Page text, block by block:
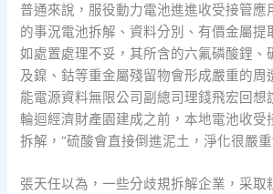
普通來說，服役動力電池進進收受接管應
的事況電池拆解、資料分別、有價金屬提
如處置處理不妥，其所含的六氟磷酸鋰、
及鎳、鈷等重金屬殘留物會形成嚴重的周
能電源資料無限公司副總司理錢飛宏回
輪迴經濟財產園建成之前，本地電池收受
拆解，“硫酸會直接倒進泥土，淨化很嚴重
張天任以為，一些分歧規拆解企業，采取